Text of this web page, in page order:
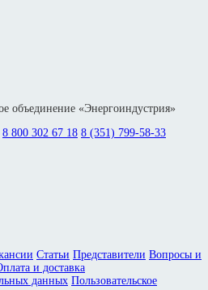
объединение «Энергоиндустрия»
8 800 302 67 18 8 (351) 799-58-33
Статьи Представители Вопросы и
и доставка
данных Пользовательское